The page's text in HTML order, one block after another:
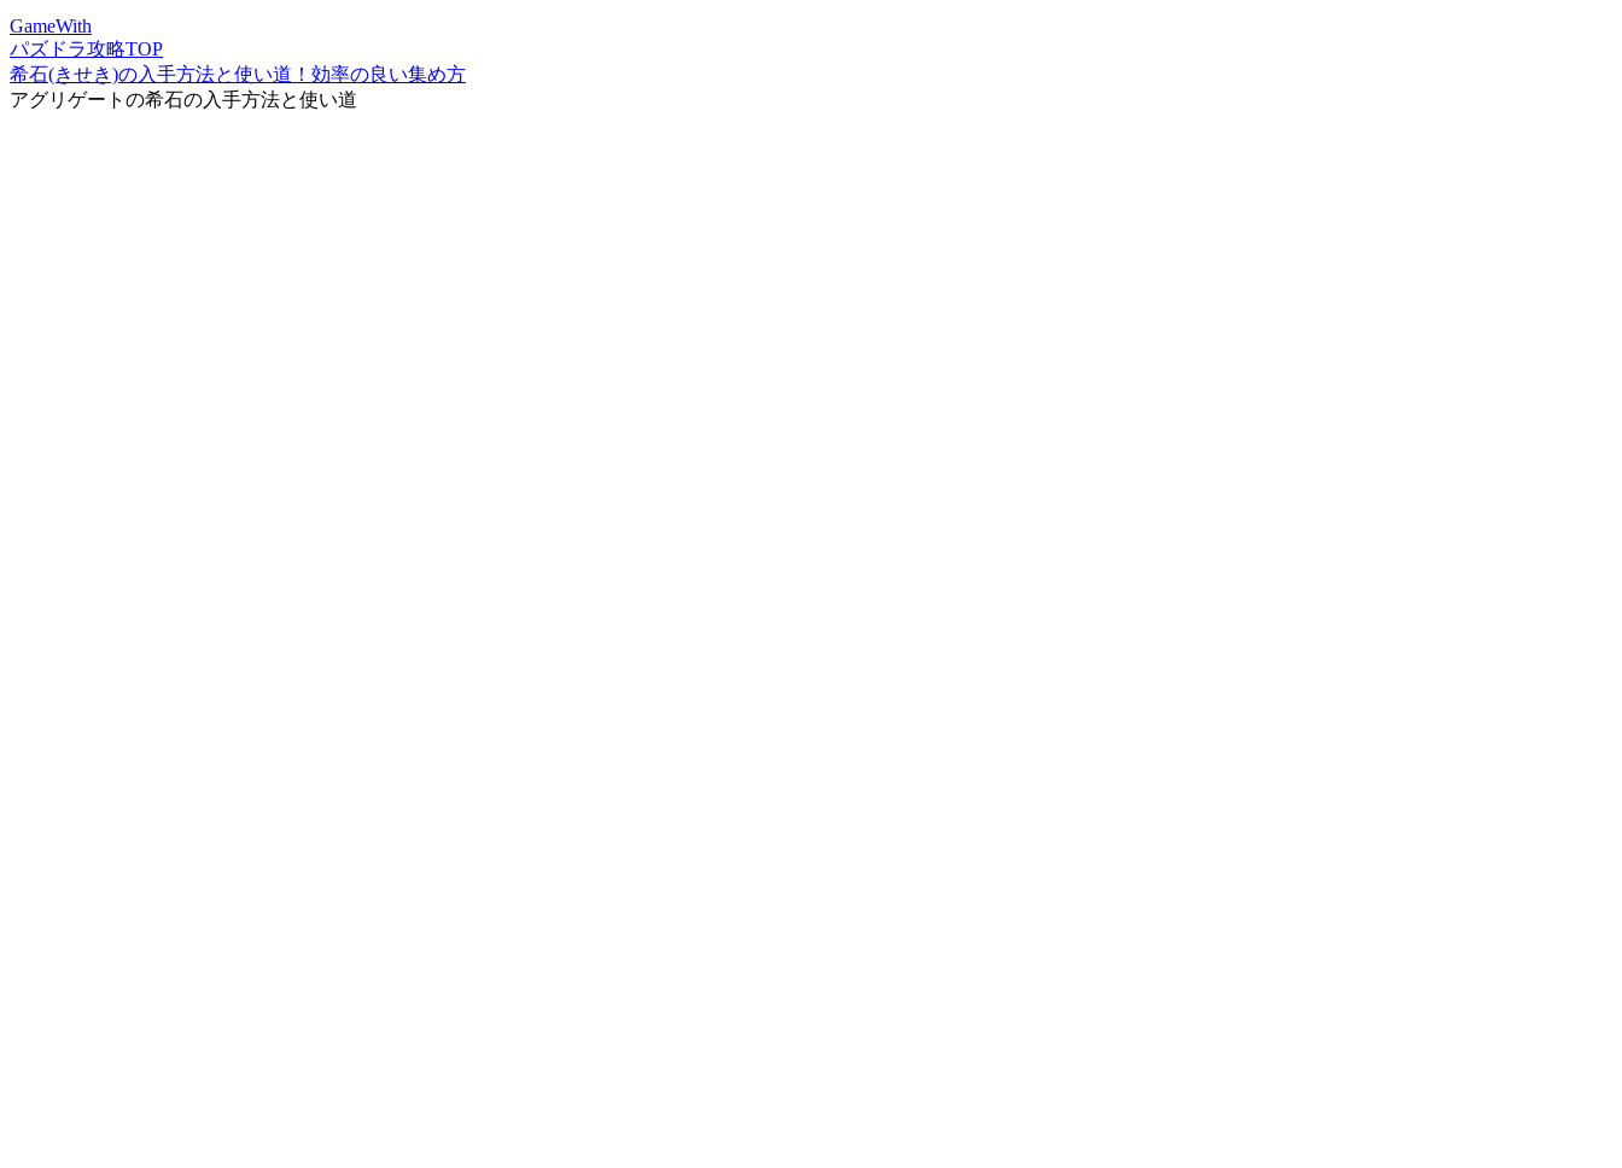
GameWith
パズドラ攻略TOP
希石(きせき)の入手方法と使い道！効率の良い集め方
アグリゲートの希石の入手方法と使い道